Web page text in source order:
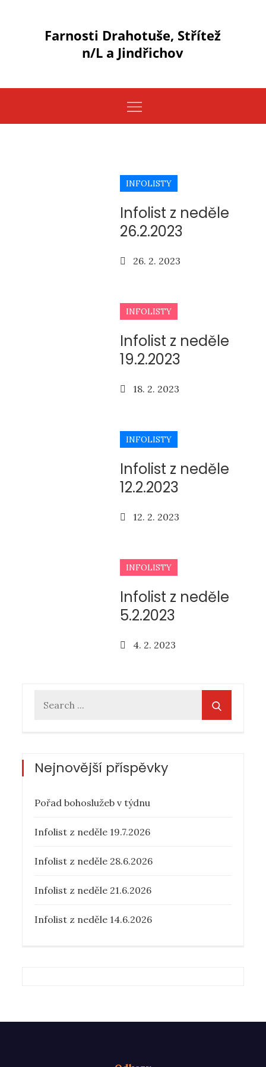
Farnosti Drahotuše, Střítež
n/L a Jindřichov
INFOLISTY
Infolist z neděle
26.2.2023
Posted
26. 2. 2023
INFOLISTY
Infolist z neděle
19.2.2023
Posted
18. 2. 2023
INFOLISTY
Infolist z neděle
12.2.2023
Posted
12. 2. 2023
INFOLISTY
Infolist z neděle
5.2.2023
Posted
4. 2. 2023
Nejnovější příspěvky
Pořad bohoslužeb v týdnu
Infolist z neděle 19.7.2026
Infolist z neděle 28.6.2026
Infolist z neděle 21.6.2026
Infolist z neděle 14.6.2026